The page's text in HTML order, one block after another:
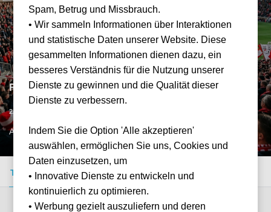
Royal Antwerpen FC vs KRC Genk
22.08.2026
ANR, BE
Tickets kaufen Event-Info FAQ
Spam, Betrug und Missbrauch.
• Wir sammeln Informationen über Interaktionen
und statistische Daten unserer Website. Diese
gesammelten Informationen dienen dazu, ein
besseres Verständnis für die Nutzung unserer
Dienste zu gewinnen und die Qualität dieser
Dienste zu verbessern.
Indem Sie die Option 'Alle akzeptieren'
auswählen, ermöglichen Sie uns, Cookies und
Daten einzusetzen, um
• Innovative Dienste zu entwickeln und
kontinuierlich zu optimieren.
• Werbung gezielt auszuliefern und deren